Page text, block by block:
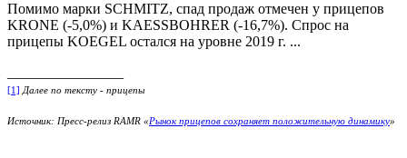
Помимо марки SCHMITZ, спад продаж отмечен у прицепов
KRONE (-5,0%) и KAESSBOHRER (-16,7%). Спрос на
прицепы KOEGEL остался на уровне 2019 г. ...
[1] Далее по тексту - прицепы
Источник: Пресс-релиз RAMR «Рынок прицепов сохраняет положительную динамику»